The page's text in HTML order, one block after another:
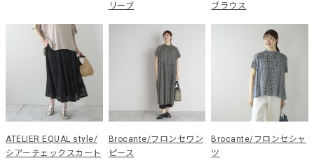
リーブ
ブラウス
ATELIER EQUAL style/
シアーチェックスカート
Brocante/フロンセワン
ピース
Brocante/フロンセシャ
ツ